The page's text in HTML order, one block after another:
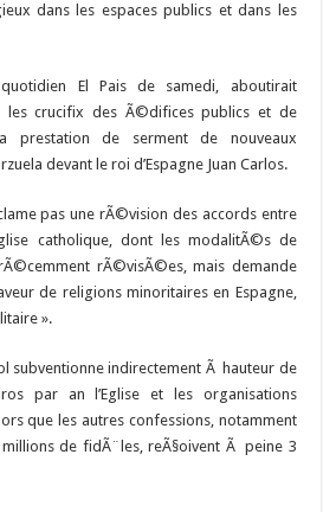
dans les espaces publics et dans les
El Pais de samedi, aboutirait
crucifix des Ã©difices publics et de
prestation de serment de nouveaux
devant le roi d’Espagne Juan Carlos.
pas une rÃ©vision des accords entre
catholique, dont les modalitÃ©s de
rÃ©visÃ©es, mais demande
de religions minoritaires en Espagne,
».
subventionne indirectement Ã hauteur de
par an l’Eglise et les organisations
que les autres confessions, notamment
millions de fidÃ¨les, reÃ§oivent Ã peine 3